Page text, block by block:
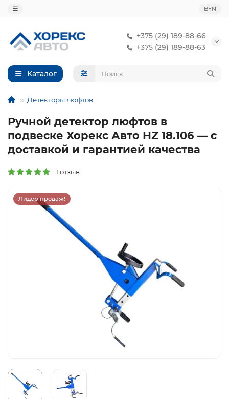
BYN
+375 (29) 189-88-66
+375 (29) 189-88-63
Каталог
Детекторы люфтов
Ручной детектор люфтов в
подвеске Хорекс Авто HZ 18.106 — с
доставкой и гарантией качества
1 отзыв
Лидер продаж!